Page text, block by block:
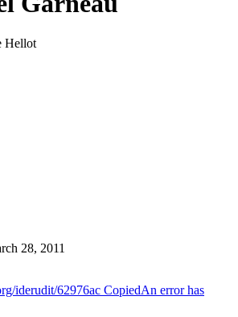
Hellot
28, 2011
iderudit/62976ac CopiedAn error has